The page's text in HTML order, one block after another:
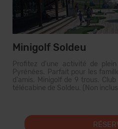
Minigolf Soldeu
Profitez d'une activité de
Pyrénées. Parfait pour les
d'amis. Minigolf de 9 trous.
télécabine de Soldeu. (Non